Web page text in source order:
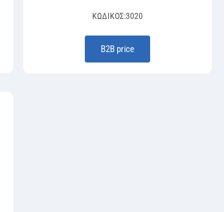
ΚΩΔΙΚΌΣ:3020
Β2Β price